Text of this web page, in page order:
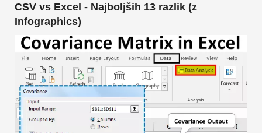
CSV vs Excel - Najboljših 13 razlik (z
Infographics)